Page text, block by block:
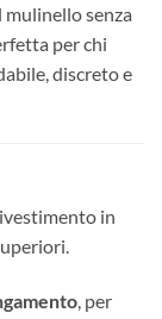
senza
per chi
discreto e
in
, per